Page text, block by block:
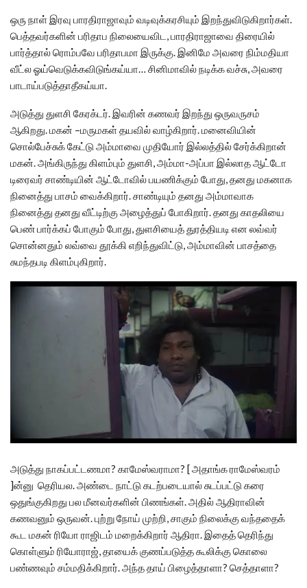
ஒரு நாள் இரவு பாரதிராஜாவும் வடிவுக்கரசியும் இறந்துவிடுகிறார்கள்.
பெத்தவர்களின் பரிதாப நிலையைவிட, பாரதிராஜாவை திரையில்
பார்த்தால் ரொம்பவே பரிதாபமா இருக்கு. இனிமே அவரை நிம்மதியா
வீட்ல ஓய்வெடுக்கவிடுங்கய்யா… சினிமாவில் நடிக்க வச்சு, அவரை
பாடாய்படுத்தாதீகய்யா.
அடுத்து துளசி கேரக்டர். இவரின் கணவர் இறந்து ஒருவருசம்
ஆகிறது. மகன் –மருமகள் தயவில் வாழ்கிறார். மனைவியின்
சொல்பேச்சுக் கேட்டு அம்மாவை முதியோர் இல்லத்தில் சேர்க்கிறான்
மகன். அங்கிருந்து கிளம்பும் துளசி, அம்மா-அப்பா இல்லாத ஆட்டோ
டிரைவர் சாண்டியின் ஆட்டோவில் பயணிக்கும் போது, தனது மகனாக
நினைத்து பாசம் வைக்கிறார். சாண்டியும் தனது அம்மாவாக
நினைத்து தனது வீட்டிற்கு அழைத்துப் போகிறார். தனது காதலியை
பெண் பார்க்கப் போகும் போது, துளசியைத் துரத்தியடி என லவ்வர்
சொன்னதும் லவ்வை தூக்கி எறிந்துவிட்டு, அம்மாவின் பாசத்தை
சுமந்தபடி கிளம்புகிறார்.
அடுத்து நாகப்பட்டணமா? காமேஸ்வராமா? [ அதாங்க ராமேஸ்வரம்
]ன்னு தெரியல. அண்டை நாட்டு கடற்படையால் சுடப்பட்டு கரை
ஒதுங்குகிறது பல மீனவர்களின் பிணங்கள். அதில் ஆதிராவின்
கணவனும் ஒருவன். புற்று நோய் முற்றி, சாகும் நிலைக்கு வந்ததைக்
கூட மகன் ரியோ ராஜிடம் மறைக்கிறார் ஆதிரா. இதைத் தெரிந்து
கொள்ளும் ரியோராஜ், தாயைக் குணப்படுத்த கூலிக்கு கொலை
பண்ணவும் சம்மதிக்கிறார். அந்த தாய் பிழைத்தாளா? செத்தாளா?